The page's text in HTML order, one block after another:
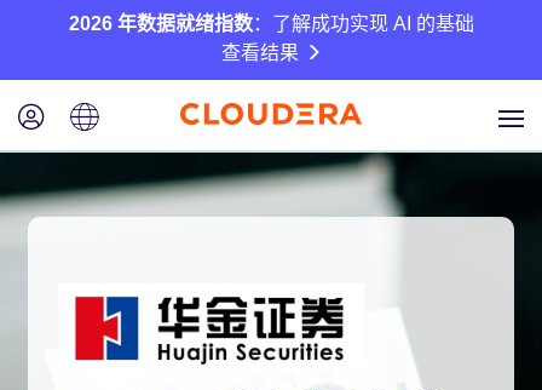
2026 年数据就绪指数：了解成功实现 AI 的基础
查看结果